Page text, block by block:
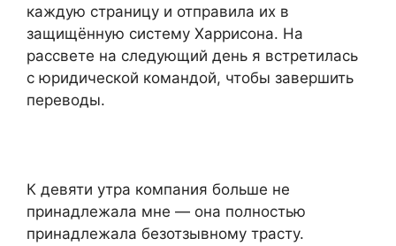
каждую страницу и отправила их в
защищённую систему Харрисона. На
рассвете на следующий день я встретилась
с юридической командой, чтобы завершить
переводы.
К девяти утра компания больше не
принадлежала мне — она полностью
принадлежала безотзывному трасту.